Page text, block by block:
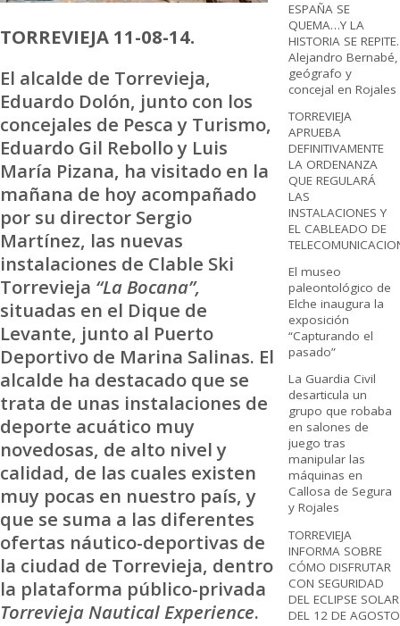
TORREVIEJA 11-08-14.
El alcalde de Torrevieja,
Eduardo Dolón, junto con los
concejales de Pesca y Turismo,
Eduardo Gil Rebollo y Luis
María Pizana, ha visitado en la
mañana de hoy acompañado
por su director Sergio
Martínez, las nuevas
instalaciones de Clable Ski
Torrevieja “La Bocana”,
situadas en el Dique de
Levante, junto al Puerto
Deportivo de Marina Salinas. El
alcalde ha destacado que se
trata de unas instalaciones de
deporte acuático muy
novedosas, de alto nivel y
calidad, de las cuales existen
muy pocas en nuestro país, y
que se suma a las diferentes
ofertas náutico-deportivas de
la ciudad de Torrevieja, dentro
la plataforma público-privada
Torrevieja Nautical Experience.
ESPAÑA SE
QUEMA…Y LA
HISTORIA SE REPITE.
Alejandro Bernabé,
geógrafo y
concejal en Rojales
TORREVIEJA
APRUEBA
DEFINITIVAMENTE
LA ORDENANZA
QUE REGULARÁ
LAS
INSTALACIONES Y
EL CABLEADO DE
El museo
paleontológico de
Elche inaugura la
exposición
“Capturando el
pasado”
La Guardia Civil
desarticula un
grupo que robaba
en salones de
juego tras
manipular las
máquinas en
Callosa de Segura
y Rojales
TORREVIEJA
INFORMA SOBRE
CÓMO DISFRUTAR
CON SEGURIDAD
DEL ECLIPSE SOLAR
DEL 12 DE AGOSTO